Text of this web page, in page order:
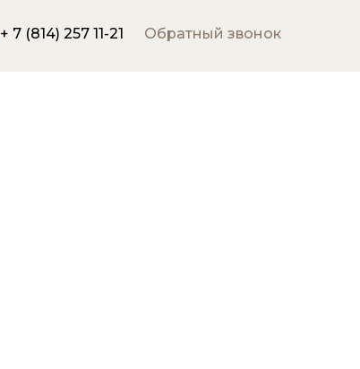
Обратный звонок
+ 7 (814) 257 11-21